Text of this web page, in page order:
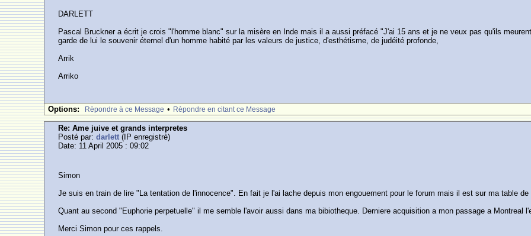
DARLETT
Pascal Bruckner a écrit je crois "l'homme blanc" sur la misère en Inde mais il a aussi préfacé "J'ai 15 ans et je ne veux pas qu'ils
garde de lui le souvenir éternel d'un homme habité par les valeurs de justice, d'esthétisme, de judéité profonde,
Arrik
Arriko
Options: Rèpondre à ce Message • Rèpondre en citant ce Message
Re: Ame juive et grands interpretes
Posté par:darlett (IP enregistrè)
Date: 11 April 2005 : 09:02
Simon
Je suis en train de lire "La tentation de l'innocence". En fait je l'ai lache depuis mon engouement pour le forum mais il est sur ma table
Quant au second "Euphorie perpetuelle" il me semble l'avoir aussi dans ma bibiotheque. Derniere acquisition a mon passage a Montreal
Merci Simon pour ces rappels.